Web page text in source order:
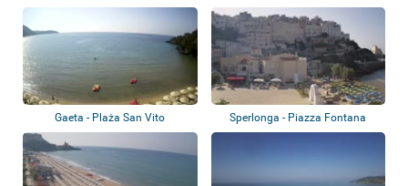
Gaeta - Plaża San Vito Sperlonga - Piazza Fontana